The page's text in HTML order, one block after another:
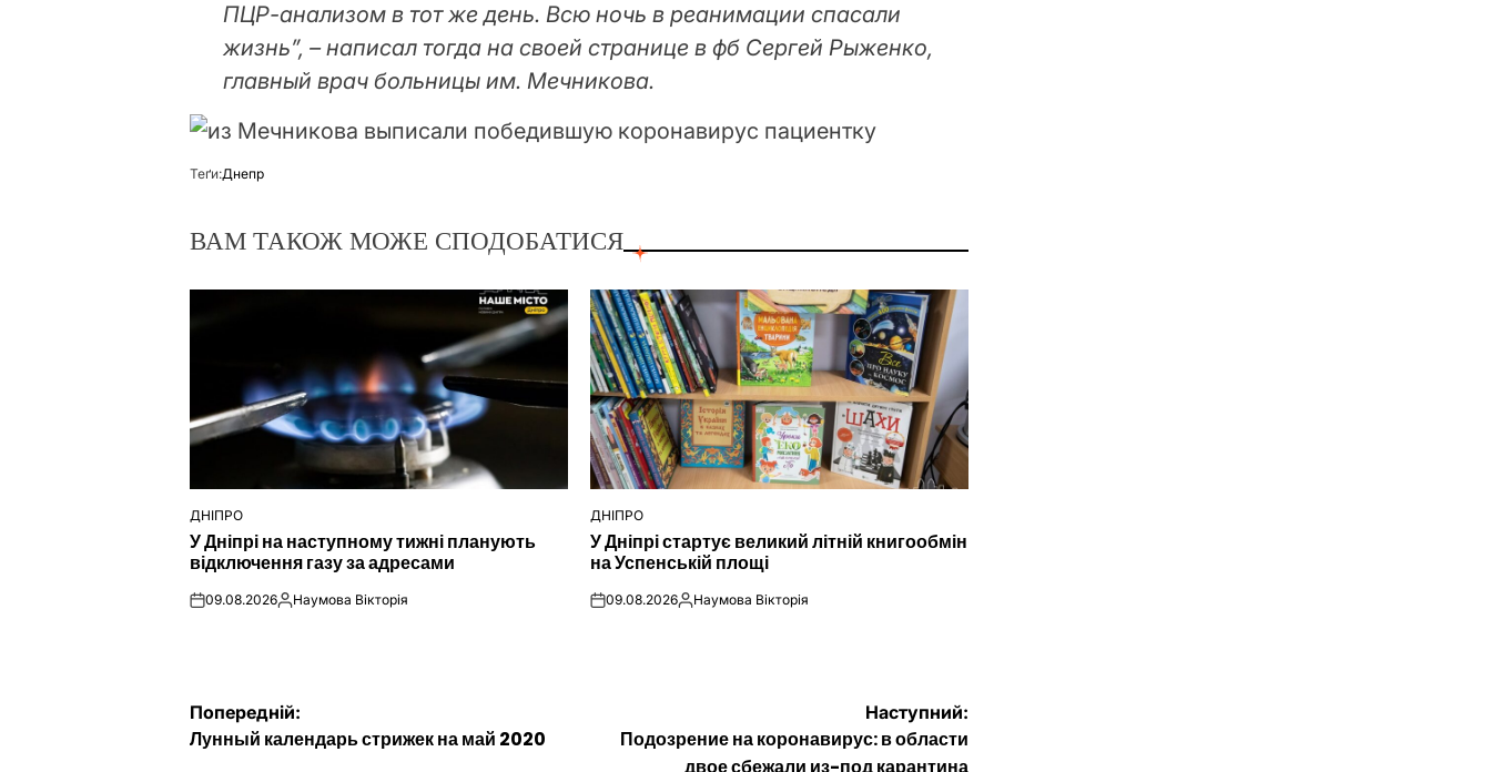
ПЦР-анализом в тот же день. Всю ночь в реанимации спасали
жизнь”, – написал тогда на своей странице в фб Сергей Рыженко,
главный врач больницы им. Мечникова.
Теґи:Днепр
ВАМ ТАКОЖ МОЖЕ СПОДОБАТИСЯ
ОПУБЛІКУВАТИ
У
ДНІПРО
У Дніпрі на наступному тижні планують
відключення газу за адресами
on09.08.2026Опубліковано
Наумова Вікторія
ОПУБЛІКУВАТИ
У
ДНІПРО
У Дніпрі стартує великий літній книгообмін
на Успенській площі
on09.08.2026Опубліковано
Наумова Вікторія
Навігація
Попередній:
Лунный календарь стрижек на май 2020
Наступний:
Подозрение на коронавирус: в области